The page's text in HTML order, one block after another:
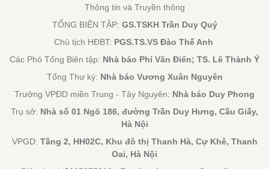
Thông tin và Truyền thông
TỔNG BIÊN TẬP: GS.TSKH Trần Duy Quý
Chủ tịch HĐBT: PGS.TS.VS Đào Thế Anh
Các Phó Tổng Biên tập: Nhà báo Phí Văn Điển; TS. Lê Thành Ý
Tổng Thư ký: Nhà báo Vương Xuân Nguyên
Trưởng VPĐD miền Trung - Tây Nguyên: Nhà báo Duy Phong
Trụ sở: Nhà số 01 Ngõ 186, đường Trần Duy Hưng, Cầu Giấy,
Hà Nội
VPGD: Tầng 2, HH02C, Khu đô thị Thanh Hà, Cự Khê, Thanh
Oai, Hà Nội